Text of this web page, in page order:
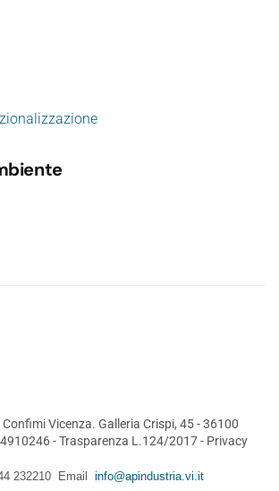
Vicenza. Galleria Crispi, 45 - 36100
-Trasparenza L.124/2017- Privacy
232210 Email info@apindustria.vi.it